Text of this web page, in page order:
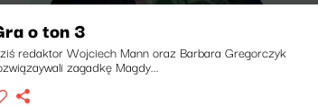
o ton 3
redaktor Wojciech Mann oraz Barbara Gregorczyk
zagadkę Magdy...